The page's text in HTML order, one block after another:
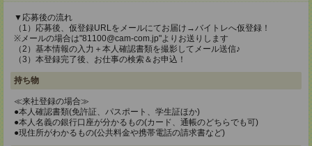
▼応募後の流れ
（1）応募後、仮登録URLをメールにてお届け→バイトレへ仮登録！
※メールの場合は"81100@cam-com.jp"よりお送りします
（2）基本情報の入力＋本人確認書類を撮影してメール送信♪
（3）本登録完了後、お仕事の検索＆お申込！
持ち物
≪来社登録の場合≫
●本人確認書類(免許証、パスポート、学生証ほか)
●本人名義の銀行口座が分かるもの(カード、通帳のどちらでも可)
●現住所がわかるもの(公共料金や携帯電話の請求書など)